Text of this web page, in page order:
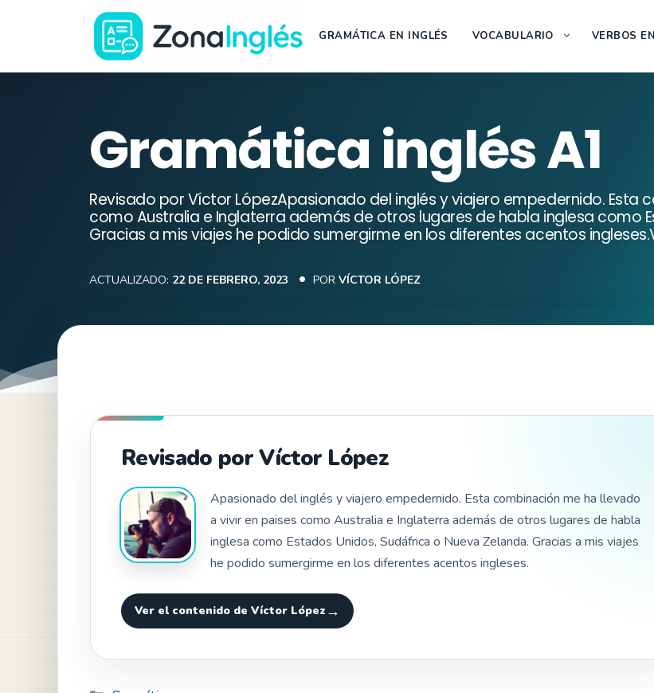
Ir
portada
de
ZonaInglés
GRAMÁTICA EN INGLÉS VOCABULARIO VERBOS
Gramática inglés A1
Revisado por Víctor LópezApasionado del inglés y viajero empedernido. Esta
como Australia e Inglaterra además de otros lugares de habla inglesa como
Gracias a mis viajes he podido sumergirme en los diferentes acentos
ACTUALIZADO: 22 DE FEBRERO, 2023 POR VÍCTOR LÓPEZ
Revisado por Víctor López
Apasionado del inglés y viajero empedernido. Esta combinación me ha llevado
a vivir en paises como Australia e Inglaterra además de otros lugares de habla
inglesa como Estados Unidos, Sudáfrica o Nueva Zelanda. Gracias a mis viajes
he podido sumergirme en los diferentes acentos ingleses.
Ver el contenido de Víctor López